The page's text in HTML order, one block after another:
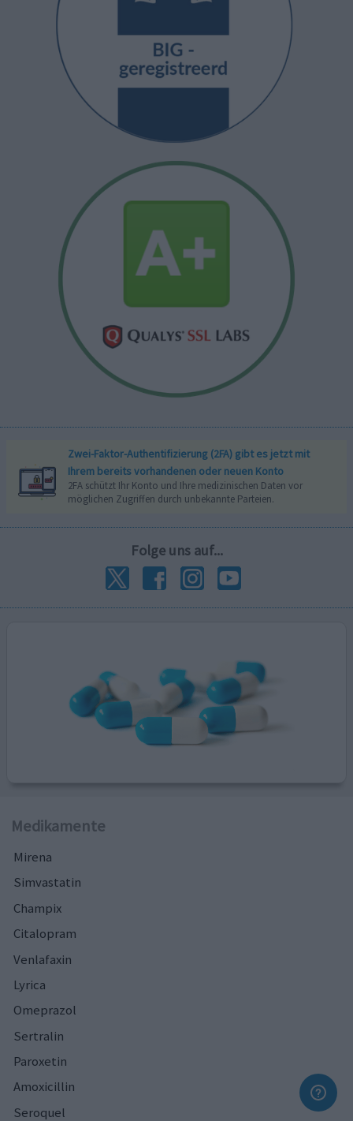
Zwei-Faktor-Authentifizierung (2FA) gibt es jetzt mit
Ihrem bereits vorhandenen oder neuen Konto
2FA schützt Ihr Konto und Ihre medizinischen Daten vor
möglichen Zugriffen durch unbekannte Parteien.
Folge uns auf...
Medikamente
Mirena
Simvastatin
Champix
Citalopram
Venlafaxin
Lyrica
Omeprazol
Sertralin
Paroxetin
Amoxicillin
Seroquel